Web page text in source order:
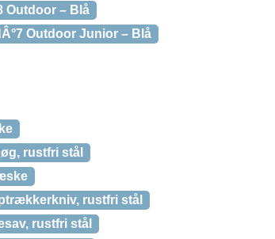
Outdoor – Blå
Outdoor Junior – Blå
rustfri stål
rustfri stål
rustfri stål